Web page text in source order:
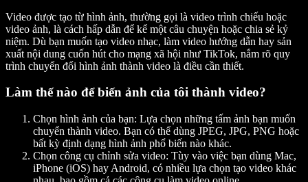
Video được tạo từ hình ảnh, thường gọi là video trình chiếu hoặc
video ảnh, là cách hấp dẫn để kể một câu chuyện hoặc chia sẻ kỷ
niệm. Dù bạn muốn tạo video nhạc, làm video hướng dẫn hay sản
xuất nội dung cuốn hút cho mạng xã hội như TikTok, nắm rõ quy
trình chuyển đổi hình ảnh thành video là điều cần thiết.
Làm thế nào để biến ảnh của tôi thành video?
Chọn hình ảnh của bạn: Lựa chọn những tấm ảnh bạn muốn
chuyển thành video. Bạn có thể dùng JPEG, JPG, PNG hoặc
bất kỳ định dạng hình ảnh phổ biến nào khác.
Chọn công cụ chỉnh sửa video: Tùy vào việc bạn dùng Mac,
iPhone (iOS) hay Android, có nhiều lựa chọn tạo video khác